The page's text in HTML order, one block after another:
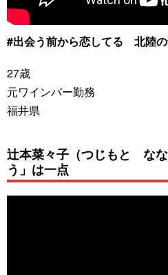
#出会う前から恋してる 北陸
27歳
元ワインバー勤務
福井県
辻本菜々子（つじもと な
う」は一点